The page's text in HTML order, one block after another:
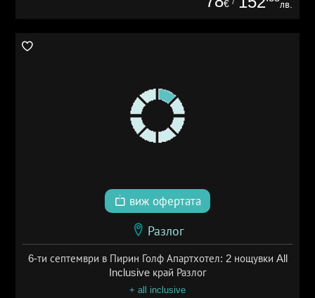
€ лв.
виж офертата
Разлог
6-ти септември в Пирин Голф Апартхотел: 2 нощувки All
Inclusive край Разлог
+ all inclusive